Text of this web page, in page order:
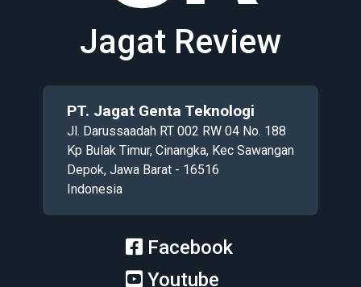
Jagat Review
PT. Jagat Genta Teknologi
Jl. Darussaadah RT 002 RW 04 No. 188
Kp Bulak Timur, Cinangka, Kec Sawangan
Depok, Jawa Barat - 16516
Indonesia
Facebook
Youtube